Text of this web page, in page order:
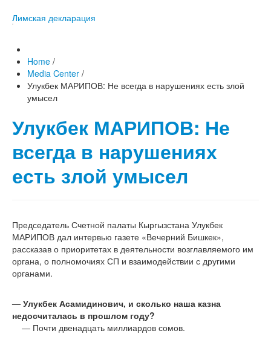
Лимская декларация
Home /
Media Center /
Улукбек МАРИПОВ: Не всегда в нарушениях есть злой
умысел
Улукбек МАРИПОВ: Не
всегда в нарушениях
есть злой умысел
Председатель Счетной палаты Кыргызстана Улукбек
МАРИПОВ дал интервью газете «Вечерний Бишкек»,
рассказав о приоритетах в деятельности возглавляемого им
органа, о полномочиях СП и взаимодействии с другими
органами.
— Улукбек Асамидинович, и сколько наша казна
недосчиталась в прошлом году?
— Почти двенадцать миллиардов сомов.